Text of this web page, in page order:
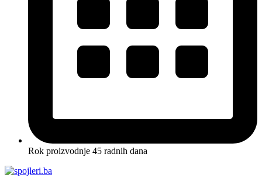
Rok proizvodnje 45 radnih dana